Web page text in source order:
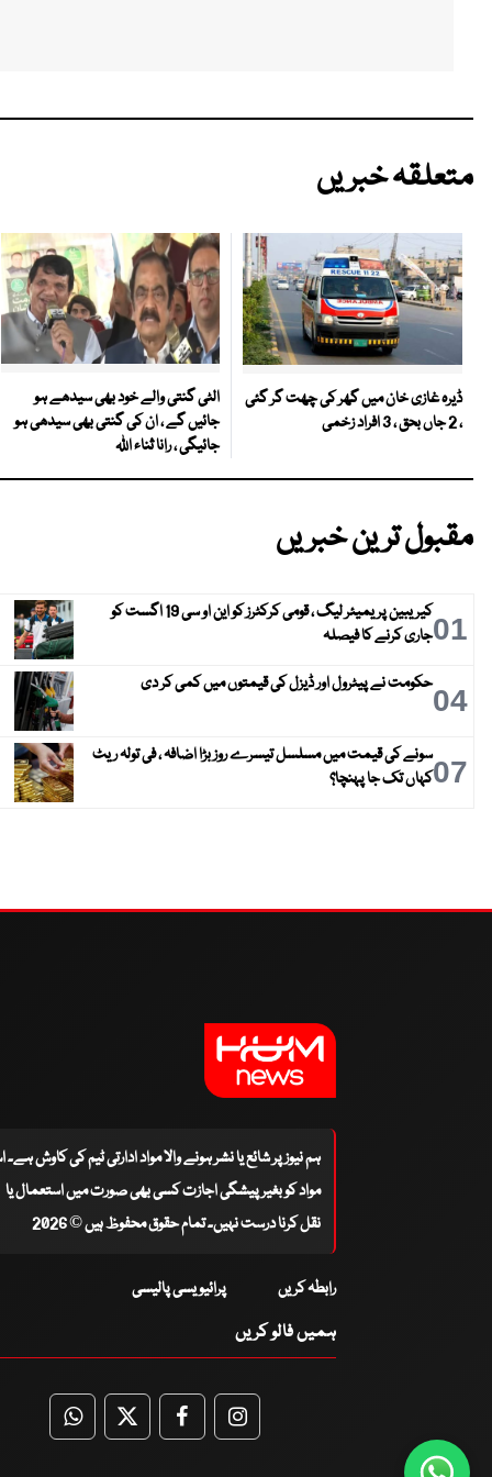
متعلقہ خبریں
ڈیرہ غازی خان میں گھر کی چھت گر گئی
، 2 جاں بحق ، 3 افراد زخمی
الٹی گنتی والے خود بھی سیدھے ہو
جائیں گے ، ان کی گنتی بھی سیدھی ہو
جائیگی ، رانا ثناء اللہ
مقبول ترین خبریں
01
کیریبین پریمیئر لیگ ، قومی کرکٹرز کو این او سی 19 اگست کو
جاری کرنے کا فیصلہ
04حکومت نے پیٹرول اور ڈیزل کی قیمتوں میں کمی کر دی
07سونے کی قیمت میں مسلسل تیسرے روز بڑا اضافہ ، فی تولہ ریٹ
کہاں تک جا پہنچا؟
ہم نیوز پر شائع یا نشر ہونے والا مواد ادارتی ٹیم کی کاوش
مواد کو بغیر پیشگی اجازت کسی بھی صورت میں استعمال یا
نقل کرنا درست نہیں۔ تمام حقوق محفوظ ہیں © 2026
رابطہ کریں پرائیویسی پالیسی
ہمیں فالو کریں
WhatsApp
TwitterFacebookFacebook